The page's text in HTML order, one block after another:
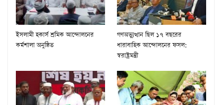
ইসলামী হকার্স শ্রমিক আন্দোলনের
কর্মশালা অনুষ্ঠিত
গণঅভ্যুত্থান ছিল ১৭ বছরের
ধারাবাহিক আন্দোলনের ফসল:
স্বরাষ্ট্রমন্ত্রী